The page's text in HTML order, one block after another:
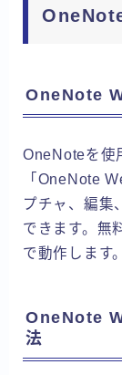
OneNote
OneNoteを使
「OneNote
プチャ、編集
できます。無
で動作します。
OneNote
法